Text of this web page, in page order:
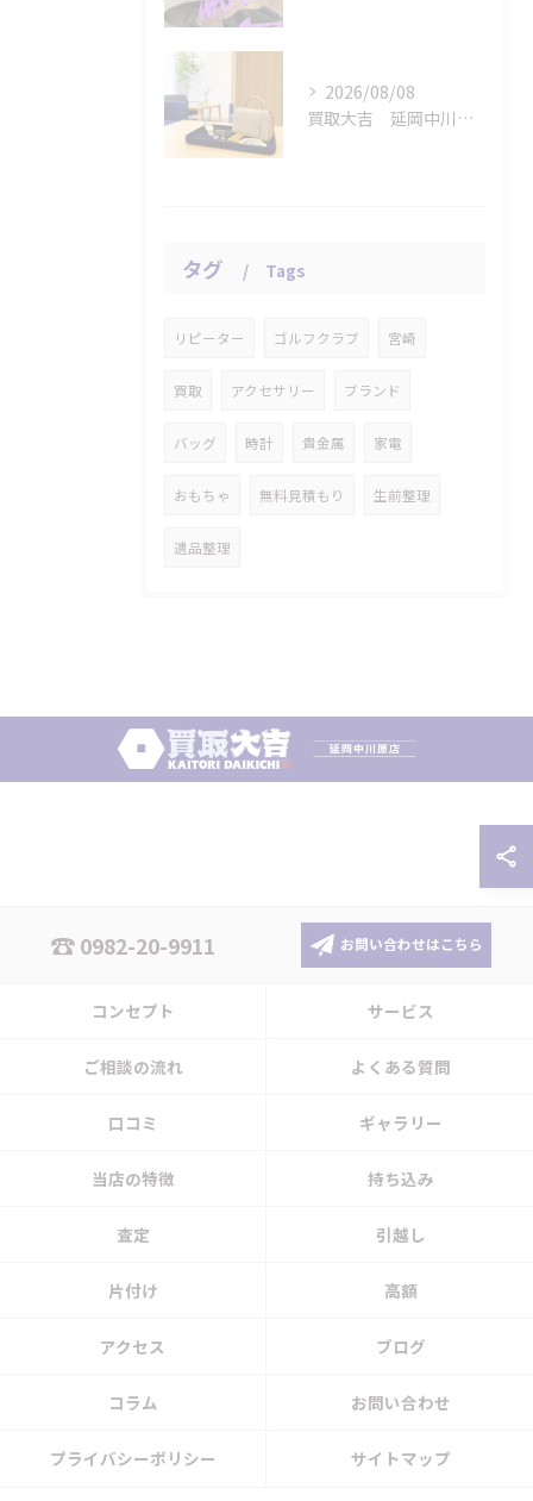
2026/08/08
買取大吉 延岡中川原店の断りやすい査定
タグ Tags
リピーター ゴルフクラブ 宮崎
買取 アクセサリー ブランド
バッグ 時計 貴金属 家電
おもちゃ 無料見積もり 生前整理
遺品整理
0982-20-9911 お問い合わせはこちら
コンセプト サービス
ご相談の流れ よくある質問
口コミ ギャラリー
当店の特徴 持ち込み
査定 引越し
片付け 高額
アクセス ブログ
コラム お問い合わせ
プライバシーポリシー サイトマップ